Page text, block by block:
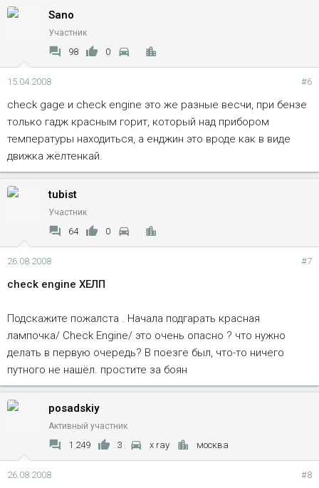
Sano
Участник
98 0
15.04.2008 #6
check gage и check engine это же разные весчи, при бензе
только гадж красным горит, который над прибором
температуры находиться, а енджин это вроде как в виде
движка жёлтенкай.
tubist
Участник
64 0
26.08.2008 #7
check engine ХЕЛП
Подскажите пожалста . Начала подгарать красная
лампочка/ Check Engine/ это очень опасно ? что нужно
делать в первую очередь? В поезге был, что-то ничего
путного не нашёл. простите за боян
posadskiy
Активный участник
1 249 3 x ray москва
26.08.2008 #8